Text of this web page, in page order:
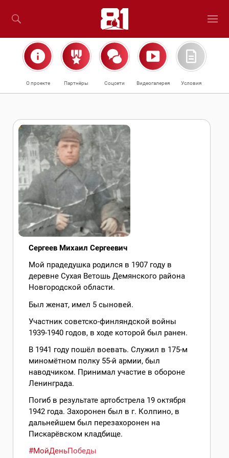
О проекте Партнёры Соцсети Видеогалерея Условия
Сергеев Михаил Сергеевич
Мой прадедушка родился в 1907 году в
деревне Сухая Ветошь Демянского района
Новгородской области.
Был женат, имел 5 сыновей.
Участник советско-финляндской войны
1939-1940 годов, в ходе которой был ранен.
В 1941 году пошёл воевать. Служил в 175-м
миномётном полку 55-й армии, был
наводчиком. Принимал участие в обороне
Ленинграда.
Погиб в результате артобстрела 19 октября
1942 года. Захоронен был в г. Колпино, в
дальнейшем был перезахоронен на
Пискарёвском кладбище.
#МойДеньПобеды